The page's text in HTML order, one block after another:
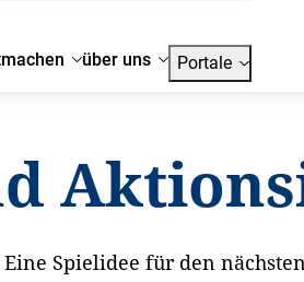
über uns Portale
Spielidee für den